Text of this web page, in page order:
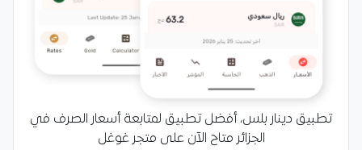
تطبيق دينار بلس، أفضل تطبيق لمتابعة أسعار الصرف في
الجزائر متاح الآن على متجر غوغل